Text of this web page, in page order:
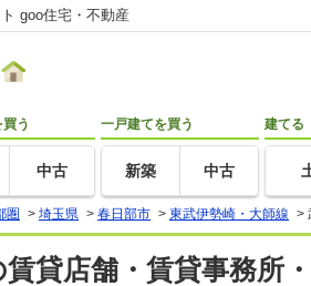
goo住宅・不動産
う
中古
一戸建てを買う
新築 中古
建てる
圏 > 埼玉県 > 春日部市 > 東武伊勢崎・大師線 >
貸店舗・賃貸事務所